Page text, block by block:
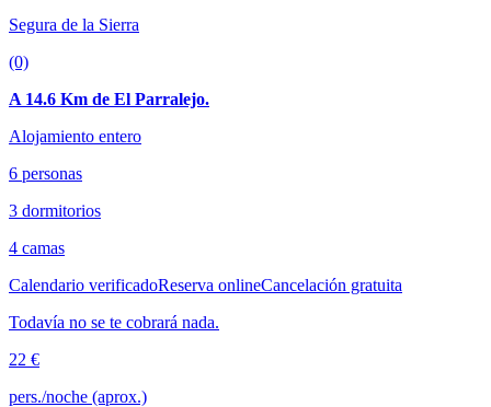
Segura de la Sierra
(0)
A 14.6 Km de El Parralejo.
Alojamiento entero
6 personas
3 dormitorios
4 camas
Calendario verificadoReserva onlineCancelación gratuita
Todavía no se te cobrará nada.
22 €
pers./noche (aprox.)